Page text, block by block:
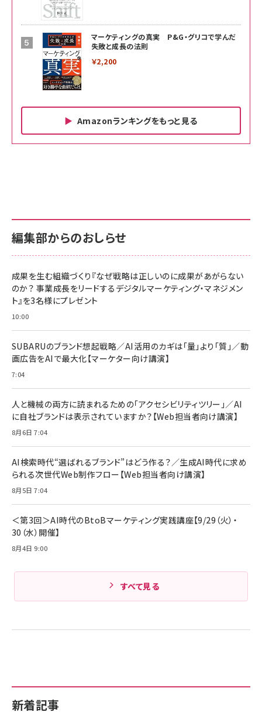
マーケティングの真実 P&G・グリコで学んだ
失敗と成長の法則
￥2,200
Amazonランキングをもっと見る
￥880
anan(アンアン)2026/06/24号 No.2500増刊
スペシャルエディション[王道エンタメの矜持／
￥1,100
anan(アンアン)2026/07/08号 No.2502[2026
￥880
ママ投資家が育休中に１億貯めた株式投資
組織の成果を最大化する ルールのデザイン
￥1,980
Amazonランキングをもっと見る
サポート正規品 メーカー保証5年 KLMEA128G
NIMASO ガラスフィルム iPhone 17 用 保護フィ
すい ガイド枠付き いPhone17 (6.3インチ) 対応
2枚セット DSP25F1698
￥1,599
￥6,980
全ワイヤレスイヤホン/アクティブノイズキャンセリ
技術基準適合】ブラック
￥5,990
ケーブル Anker絡まないケーブル 240W 結束バン
ド付き USB PD対応 シリコン素材採用 iPhone
17 / 16 / 15 / Galaxy iPad Pro MacBook
Pro/Air 各種対応 (1.8m ミッドナイトブラック)
￥1,890
サポート正規品 メーカー保証5年 KLMEA128G
Amazon eギフトカード - Amazonロゴ - クラ
￥5,000
Anker PowerLine III Flow USB-C & USB-C
Pro/Air 各種対応 (1.8m ミッドナイトブラック)
￥1,890
サッポロ 生ビール 黒ラベル 350ml 缶 24本 ビー
ル ケース買い【6/30応募〆切! 黒ラベルビヤセラー
￥4,857
新着記事
編集部からのおしらせ
成果を生む組織づくり『なぜ戦略は正しいのに成果があがらない
のか？ 事業成長をリードするデジタルマーケティング・マネジメン
ト』を3名様にプレゼント
10:00
SUBARUのブランド想起戦略／AI活用のカギは「量」より「質」／動
画広告をAIで最大化【マーケター向け講演】
7:04
人と機械の両方に読まれるための「アクセシビリティツリー」／AI
に自社ブランドは表示されていますか？【Web担当者向け講演】
8月6日 7:04
AI検索時代“選ばれるブランド”はどう作る？／生成AI時代に求め
られる次世代Web制作フロー【Web担当者向け講演】
8月5日 7:04
＜第3回＞AI時代のBtoBマーケティング実践講座【9/29（火）・
30（水）開催】
8月4日 9:00
すべて見る